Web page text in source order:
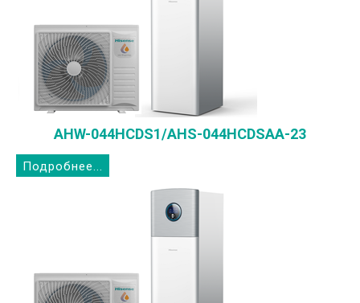
AHW-044HCDS1/AHS-044HCDSAA-23
Подробнее...